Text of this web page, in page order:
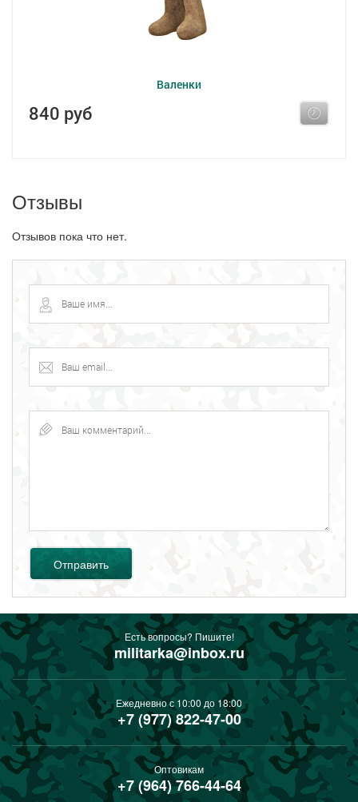
Валенки
840 руб
Отзывы
Отзывов пока что нет.
Отправить
Есть вопросы? Пишите!
militarka@inbox.ru
Ежедневно с 10:00 до 18:00
+7 (977) 822-47-00
Оптовикам
+7 (964) 766-44-64